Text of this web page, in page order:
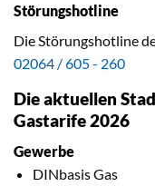
Störungshotline
Die Störungshotline
02064 / 605 - 260
Die aktuellen
Gastarife 2026
Gewerbe
DINbasis Gas